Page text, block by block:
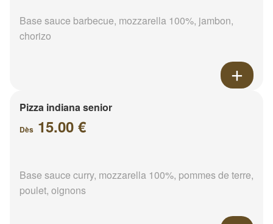
Base sauce barbecue, mozzarella 100%, jambon,
chorizo
Pizza indiana senior
Dès 15.00 €
Base sauce curry, mozzarella 100%, pommes de terre,
poulet, oignons